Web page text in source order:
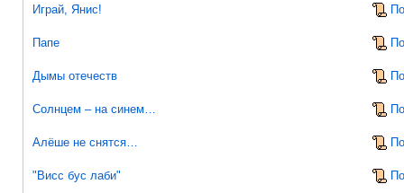
Играй, Янис!
Папе
Дымы отечеств
Солнцем – на синем…
Алёше не снятся…
"Висс бус лаби"